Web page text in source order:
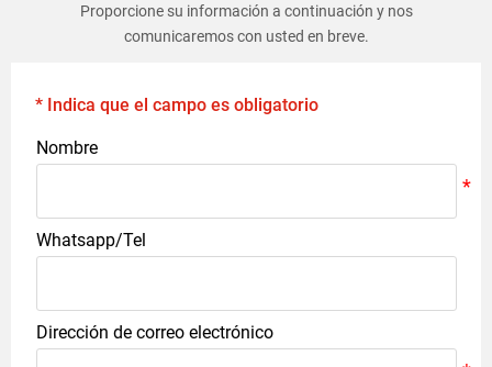
Proporcione su información a continuación y nos
comunicaremos con usted en breve.
* Indica que el campo es obligatorio
Nombre
Whatsapp/Tel
Dirección de correo electrónico